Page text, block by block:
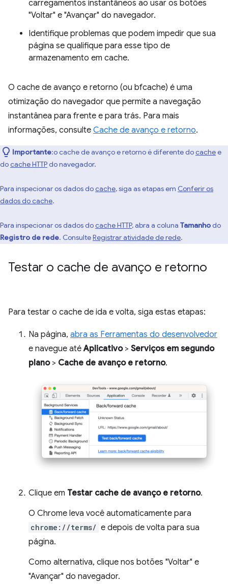
carregamentos instantâneos ao usar os botões
"Voltar" e "Avançar" do navegador.
Identifique problemas que podem impedir que sua
página se qualifique para esse tipo de
armazenamento em cache.
O cache de avanço e retorno (ou bfcache) é uma
otimização do navegador que permite a navegação
instantânea para frente e para trás. Para mais
informações, consulte Cache de avanço e retorno.
Importante:o cache de avanço e retorno é diferente docachee
docache HTTPdo navegador.
Para inspecionar os dados docache, siga as etapas em Conferir os
dados do cache.
Para inspecionar os dados docache HTTP, abra a coluna Tamanhodo
Registro de rede. ConsulteRegistrar atividade de rede.
Testar o cache de avanço e retorno
Para testar o cache de ida e volta, siga estas etapas:
Na página, abra as Ferramentas do desenvolvedor
e navegue atéAplicativo> Serviços em segundo
plano> Cache de avanço e retorno.
Clique em Testar cache de avanço e retorno.
O Chrome leva você automaticamente para
chrome://terms/ e depois de volta para sua
página.
Como alternativa, clique nos botões "Voltar" e
"Avançar" do navegador.